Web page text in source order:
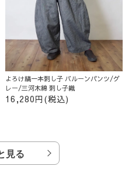
よろけ縞一本刺し子 バルーンパンツ/グ
レー/三河木綿 刺し子織
16,280円(税込)
見る